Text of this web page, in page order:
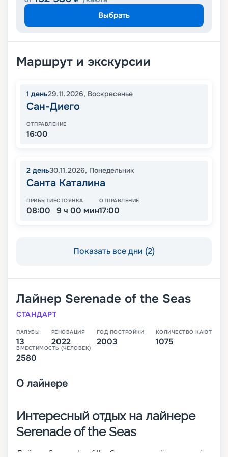
Выбрать
Маршрут и экскурсии
1 день29.11.2026, Воскресенье
Сан-Диего
ОТПРАВЛЕНИЕ
16:00
2 день30.11.2026, Понедельник
Санта Каталина
ПРИБЫТИЕ
08:00
СТОЯНКА
9 ч 00 мин
ОТПРАВЛЕНИЕ
17:00
Показать все дни (2)
Лайнер Serenade of the Seas
СТАНДАРТ
ПАЛУБЫ
13
РЕНОВАЦИЯ
2022
ГОД ПОСТРОЙКИ
2003
КОЛИЧЕСТВО КАЮТ
1075
ВМЕСТИМОСТЬ (ЧЕЛОВЕК)
2580
О лайнере
Интересный отдых на лайнере
Serenade of the Seas
Лайнер Serenade of the Seas – третий круизный